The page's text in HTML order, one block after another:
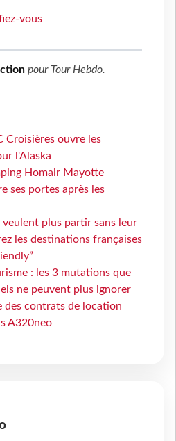
vous
pour Tour Hebdo.
Croisières ouvre les
l'Alaska
Homair Mayotte
ses portes après les
veulent plus partir sans leur
les destinations françaises
: les 3 mutations que
ne peuvent plus ignorer
des contrats de location
A320neo